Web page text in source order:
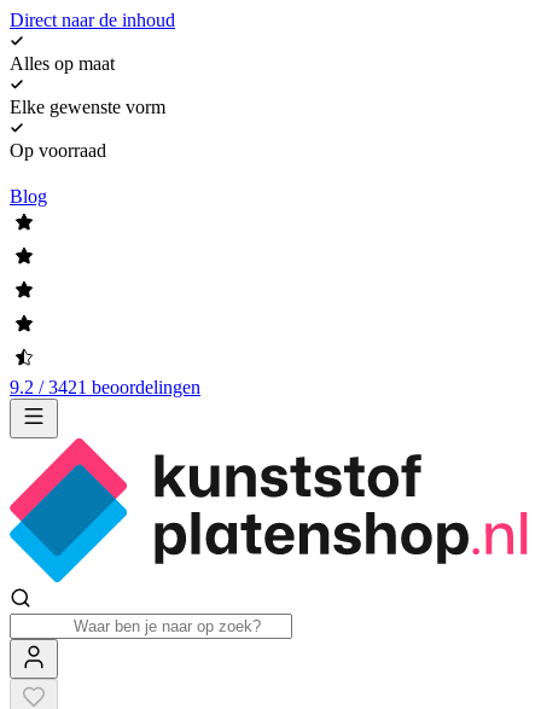
Direct naar de inhoud
Alles op maat
Elke gewenste vorm
Op voorraad
Blog
9.2 / 3421 beoordelingen